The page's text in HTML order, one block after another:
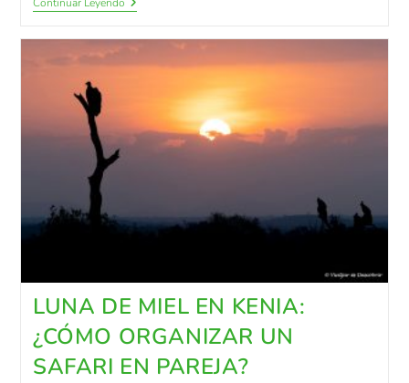
LUNA DE MIEL EN KENIA:
¿CÓMO ORGANIZAR UN
SAFARI EN PAREJA?